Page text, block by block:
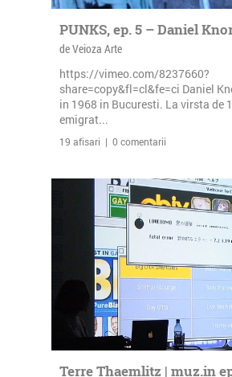
PUNKS, ep. 5 – Daniel
de Veioza Arte
https://vimeo.com/8237660?
share=copy&fl=cl&fe=ci Daniel
in 1968 in Bucuresti. La virsta de
emigrat...
19 afisari | 0 comentarii
Terre Thaemlitz | muz.in